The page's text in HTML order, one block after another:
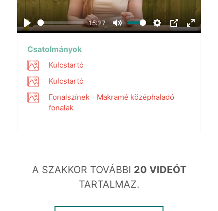
Play
15:27
Mute Settings
PIP Enter
Csatolmányok
Kulcstartó
Kulcstartó
Fonalszínek - Makramé középhaladó
fonalak
A SZAKKOR TOVÁBBI 20 VIDEÓT
TARTALMAZ.